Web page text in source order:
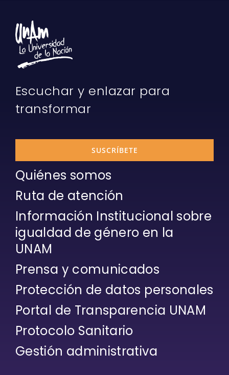
Escuchar y enlazar para
transformar
SUSCRÍBETE
Quiénes somos
Ruta de atención
Información Institucional sobre
igualdad de género en la
UNAM
Prensa y comunicados
Protección de datos personales
Portal de Transparencia UNAM
Protocolo Sanitario
Gestión administrativa